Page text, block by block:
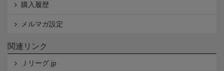
購入履歴
メルマガ設定
関連リンク
Ｊリーグ.jp